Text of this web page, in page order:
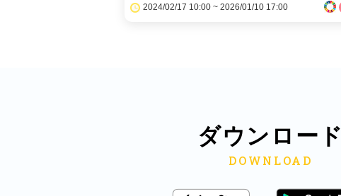
2024/02/17 10:00 ~ 2026/01/10 17:00
ダウンロード